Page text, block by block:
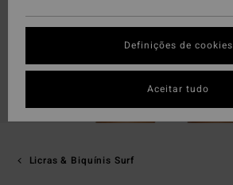
Licras & Biquínis Surf
Definições de cookies
Aceitar tudo